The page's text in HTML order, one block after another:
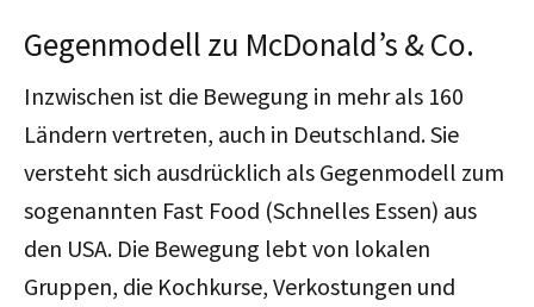
Gegenmodell zu McDonald’s & Co.
Inzwischen ist die Bewegung in mehr als 160
Ländern vertreten, auch in Deutschland. Sie
versteht sich ausdrücklich als Gegenmodell zum
sogenannten Fast Food (Schnelles Essen) aus
den USA. Die Bewegung lebt von lokalen
Gruppen, die Kochkurse, Verkostungen und